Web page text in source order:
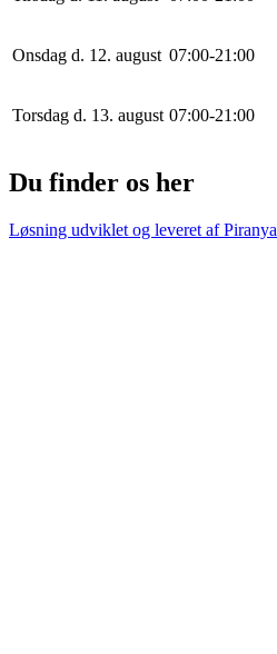
Onsdag d. 12. august 07:00-21 :00
Torsdag d. 13. august 07:00-21 :00
Du finder os her
Løsning udviklet og leveret afPiranya